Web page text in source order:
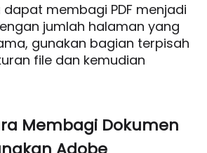
dapat membagi PDF menjadi
jumlah halaman yang
gunakan bagian terpisah
file dan kemudian
Membagi Dokumen